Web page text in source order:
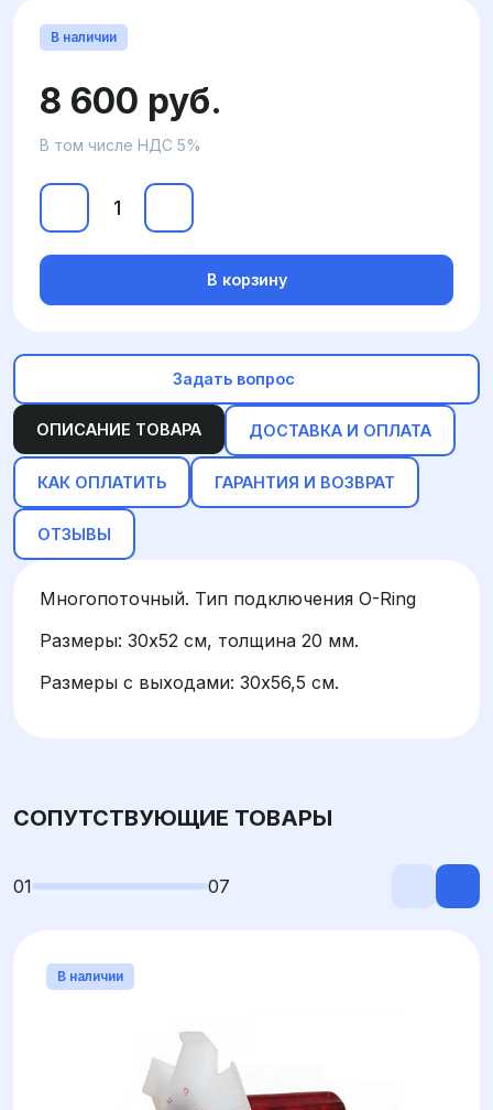
ОПИСАНИЕ ТОВАРА ДОСТАВКА И ОПЛАТА
КАК ОПЛАТИТЬ ГАРАНТИЯ И ВОЗВРАТ
ОТЗЫВЫ
Многопоточный. Тип подключения O-Ring
Размеры: 30х52 см, толщина 20 мм.
Размеры с выходами: 30х56,5 см.
В наличии
8 600 руб.
В том числе НДС 5%
В корзину
Задать вопрос
СОПУТСТВУЮЩИЕ ТОВАРЫ
01 07
В наличии